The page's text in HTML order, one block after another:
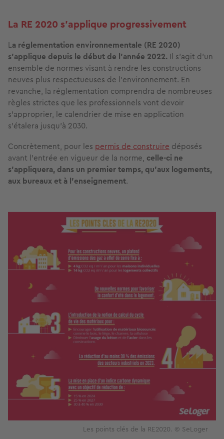
La RE 2020 s’applique progressivement
La réglementation environnementale (RE 2020)
s'applique depuis le début de l'année 2022. Il s'agit d'un
ensemble de normes visant à rendre les constructions
neuves plus respectueuses de l'environnement. En
revanche, la réglementation comprendra de nombreuses
règles strictes que les professionnels vont devoir
s'approprier, le calendrier de mise en application
s’étalera jusqu’à 2030.
Concrètement, pour les permis de construire déposés
avant l’entrée en vigueur de la norme, celle-ci ne
s’appliquera, dans un premier temps, qu’aux logements,
aux bureaux et à l’enseignement.
Les points clés de la RE2020. © SeLoger